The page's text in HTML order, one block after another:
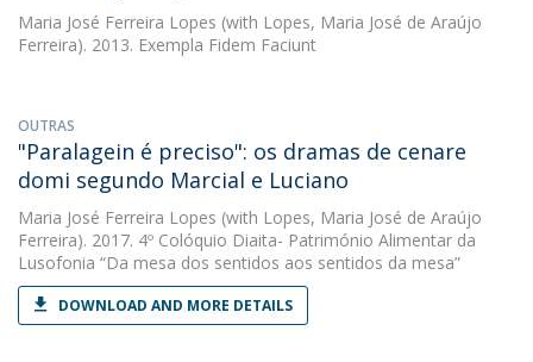
Maria José Ferreira Lopes (with Lopes, Maria José de Araújo
Ferreira). 2013. Exempla Fidem Faciunt
OUTRAS
"Paralagein é preciso": os dramas de cenare
domi segundo Marcial e Luciano
Maria José Ferreira Lopes (with Lopes, Maria José de Araújo
Ferreira). 2017. 4º Colóquio Diaita- Património Alimentar da
Lusofonia “Da mesa dos sentidos aos sentidos da mesa”
DOWNLOAD AND MORE DETAILS